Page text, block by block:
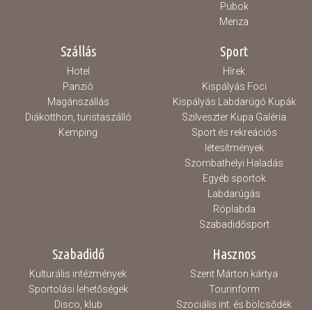
Pubok
Menza
Szállás
Hotel
Panzió
Magánszállás
Diákotthon, turistaszálló
Kemping
Sport
Hírek
Kispályás Foci
Kispályás Labdarúgó Kupák
Szilveszter Kupa Galéria
Sport és rekreációs
létesítmények
Szombathelyi Haladás
Egyéb sportok
Labdarúgás
Röplabda
Szabadidősport
Szabadidő
Kulturális intézmények
Sportolási lehetőségek
Disco, klub
Hasznos
Szent Márton kártya
Tourinform
Szociális int. és bölcsődék